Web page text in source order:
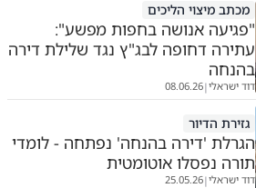
מכתב מיצוי הליכים
"פגיעה אנושה בחפות מפשע":
עתירה דחופה לבג"ץ נגד שלילת דירה
בהנחה
דוד ישראלי|
08.06.26
גזירת הדיור
הגרלת 'דירה בהנחה' נפתחה - לומדי
תורה נפסלו אוטומטית
דוד ישראלי|
25.05.26